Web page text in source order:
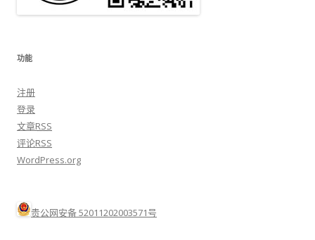
功能
注册
登录
文章RSS
评论RSS
WordPress.org
贵公网安备 52011202003571号